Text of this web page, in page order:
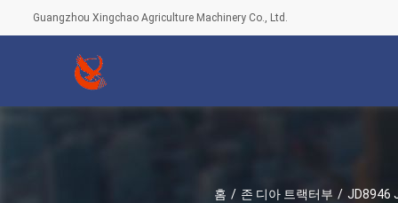
Guangzhou Xingchao Agriculture Machinery Co., Ltd.
홈 / 존 디아 트랙터부 / JD8946